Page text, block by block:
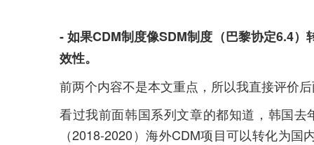
- 如果CDM制度像SDM制度（巴黎协定6.4
效性。
前两个内容不是本文重点，所以我直接评价
看过我前面韩国系列文章的都知道，韩国
（2018-2020）海外CDM项目可以转化为国